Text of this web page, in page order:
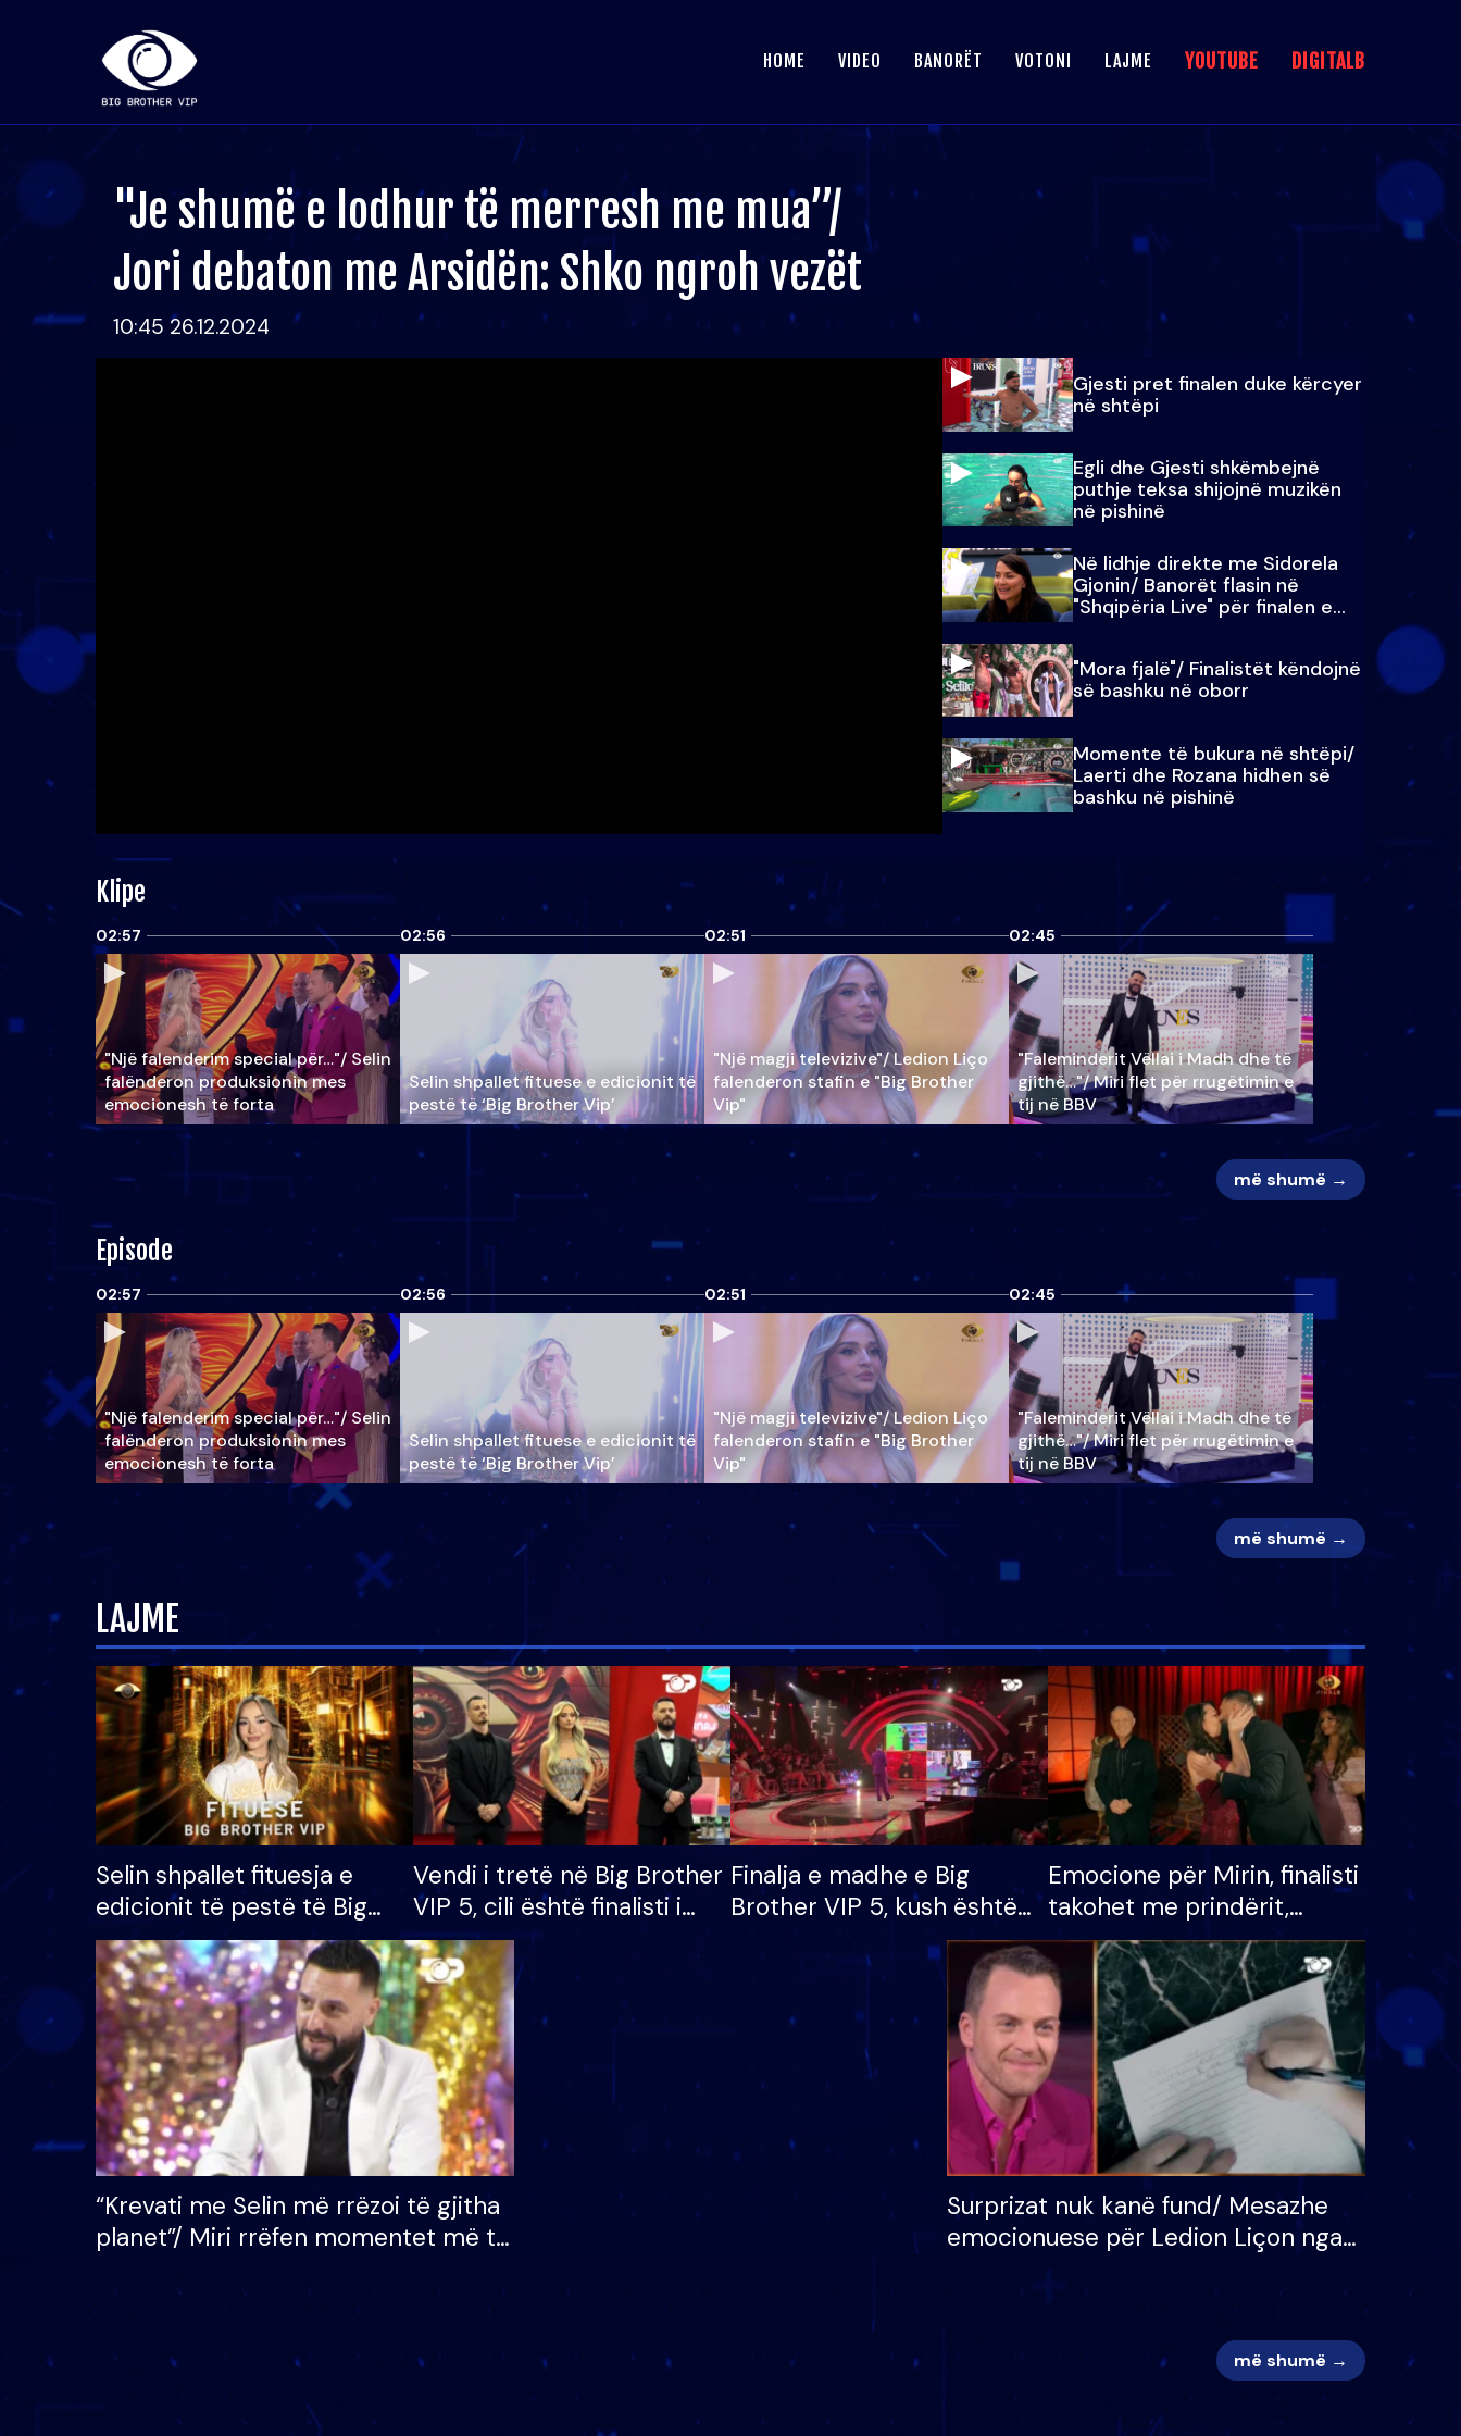
HOME VIDEO BANORËT VOTONI LAJME YOUTUBE DIGITALB
"Je shumë e lodhur të merresh me mua”/
Jori debaton me Arsidën: Shko ngroh vezët
10:45 26.12.2024
Gjesti pret finalen duke kërcyer
në shtëpi
Egli dhe Gjesti shkëmbejnë
puthje teksa shijojnë muzikën
në pishinë
Në lidhje direkte me Sidorela
Gjonin/ Banorët flasin në
"Shqipëria Live" për finalen e
madhe
"Mora fjalë"/ Finalistët këndojnë
së bashku në oborr
Momente të bukura në shtëpi/
Laerti dhe Rozana hidhen së
bashku në pishinë
Klipe
02:57
"Një falenderim special për…"/ Selin
falënderon produksionin mes
emocionesh të forta
02:56
Selin shpallet fituese e edicionit të
pestë të ‘Big Brother Vip’
02:51
"Një magji televizive"/ Ledion Liço
falenderon stafin e "Big Brother
Vip"
02:45
"Faleminderit Vëllai i Madh dhe të
gjithë…"/ Miri flet për rrugëtimin e
tij në BBV
më shumë →
Episode
02:57
"Një falenderim special për…"/ Selin
falënderon produksionin mes
emocionesh të forta
02:56
Selin shpallet fituese e edicionit të
pestë të ‘Big Brother Vip’
02:51
"Një magji televizive"/ Ledion Liço
falenderon stafin e "Big Brother
Vip"
02:45
"Faleminderit Vëllai i Madh dhe të
gjithë…"/ Miri flet për rrugëtimin e
tij në BBV
më shumë →
LAJME
Selin shpallet fituesja e
edicionit të pestë të Big
Brother VIP, rrëmben
çmimin e madh prej 100
mijë eurosh
Vendi i tretë në Big Brother
VIP 5, cili është finalisti i
radhës që lë shtëpinë
Finalja e madhe e Big
Brother VIP 5, kush është
banori i parë që lë shtëpinë
dhe humb mundësinë për
të fituar çmimin e madh
Emocione për Mirin, finalisti
takohet me prindërit,
vajzën dhe bashkëshorten:
S’kemi ndonjë letër divorci
apo jo?
“Krevati me Selin më rrëzoi të gjitha
planet”/ Miri rrëfen momentet më të
mungojë zilja e mëngjesit kur…
Surprizat nuk kanë fund/ Mesazhe
emocionuese për Ledion Liçon nga
më shumë →